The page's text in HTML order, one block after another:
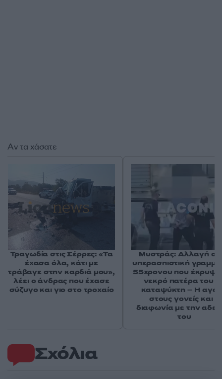
Σχόλια
Αν τα χάσατε
Τραγωδία στις Σέρρες: «Τα
έχασα όλα, κάτι με
τράβαγε στην καρδιά μου»,
λέει ο άνδρας που έχασε
σύζυγο και γιο στο τροχαίο
Μυστράς: Αλλαγή
υπερασπιστική
55χρονου που έκρυψε
νεκρό πατέρα του
καταψύκτη – Η
στους γονείς και η
διαφωνία με την
του